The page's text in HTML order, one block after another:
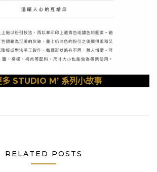
多 STUDIO M’ 系列小故事
RELATED POSTS